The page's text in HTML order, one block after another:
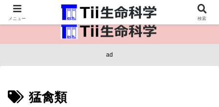
医療保健・生命・生物の情報インフラ。
ad
猛禽類
メニュー 検索